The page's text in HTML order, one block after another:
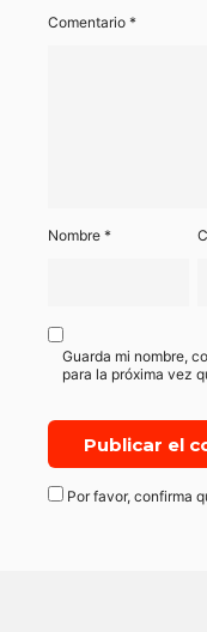
Comentario *
Nombre *
Guarda mi nombre,
para la próxima vez
Por favor, confirma